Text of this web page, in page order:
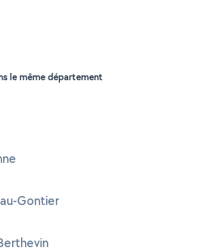
le même département
Gontier